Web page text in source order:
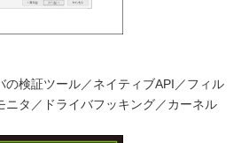
の検証ツール／ネイティブAPI／フィル
ニタ／ドライバフッキング／カーネル